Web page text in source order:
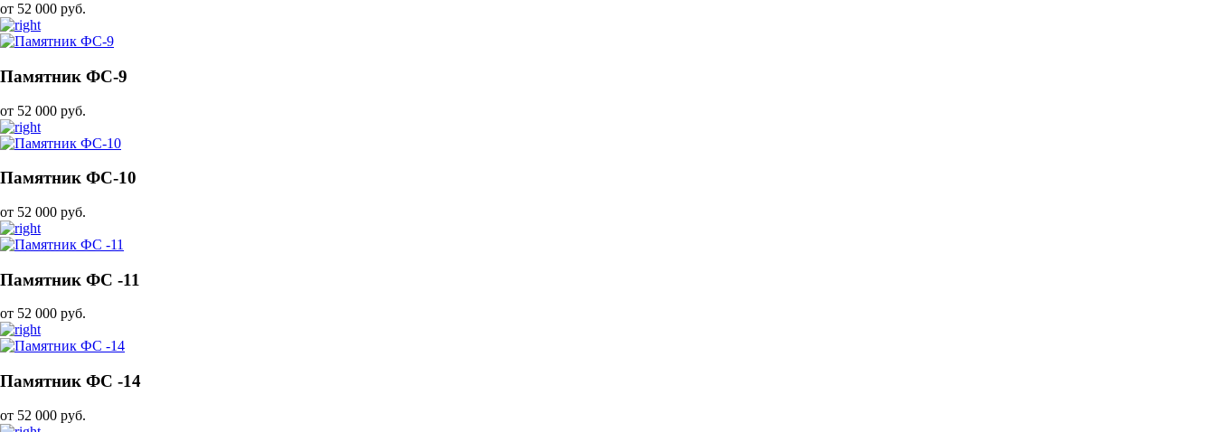
от 52 000 руб.
Памятник ФС-9
от 52 000 руб.
Памятник ФС-10
от 52 000 руб.
Памятник ФС -11
от 52 000 руб.
Памятник ФС -14
от 52 000 руб.